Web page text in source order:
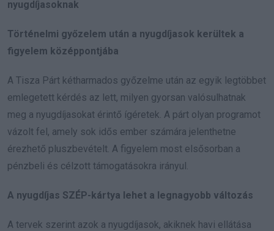
nyugdíjasoknak
Történelmi győzelem után a nyugdíjasok kerültek a
figyelem középpontjába
A Tisza Párt kétharmados győzelme után az egyik legtöbbet
emlegetett kérdés az lett, milyen gyorsan valósulhatnak
meg a nyugdíjasokat érintő ígéretek. A párt olyan programot
vázolt fel, amely sok idős ember számára jelenthetne
érezhető pluszbevételt. A figyelem most elsősorban a
pénzbeli és célzott támogatásokra irányul.
A nyugdíjas SZÉP-kártya lehet a legnagyobb változás
A tervek szerint azok a nyugdíjasok, akiknek havi ellátása